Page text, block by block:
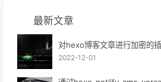
最新文章
对hexo博客文章进行加密
2022-12-01